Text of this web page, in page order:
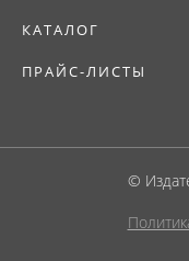
КАТАЛОГ
ПРАЙС-ЛИСТЫ
©